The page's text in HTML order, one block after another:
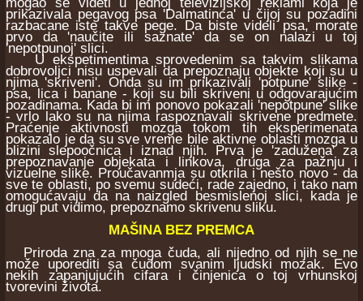
prikazivala pegavog psa 'Dalmatinca' u čijoj su pozadini
razbacane iste takve pege. Da biste videli psa, morate
prvo da 'naučite ili saznate' da se on nalazi u toj
'nepotpunoj' slici.
U ekspetimentima sprovedenim sa takvim slikama
dobrovoljci nisu uspevali da prepoznaju objekte koji su u
njima 'skriveni'. Onda su im prikazivali 'potpune' slike -
psa, lica i banane - koji su bili skriveni u odgovarajućim
pozadinama. Kada bi im ponovo pokazali 'nepotpune' slike
- vrlo lako su na njima raspoznavali skrivene predmete.
Praćenje aktivnosti mozga tokom tih eksperimenata
pokazalo je da su sve vreme bile aktivne oblasti mozga u
blizini slepoočnica i iznad njih. Prva je 'zadužena' za
prepoznavanje objekata i linkova, druga za pažnju i
vizuelne slike. Proučavanmja su otkrila i nešto novo - da
sve te oblasti, po svemu sudeći, rade zajedno, i tako nam
omogućavaju da na naizgled besmislenoj slici, kada je
drugi put vidimo, prepoznamo skrivenu sliku.
MAŠINA BEZ PREMCA
Priroda zna za mnoga čuda, ali nijedno od njih se ne
može uporediti sa čudom svanim ljudski mozak. Evo
nekih zapanjujućih cifara i činjenica o toj vrhunskoj
tvorevini života.